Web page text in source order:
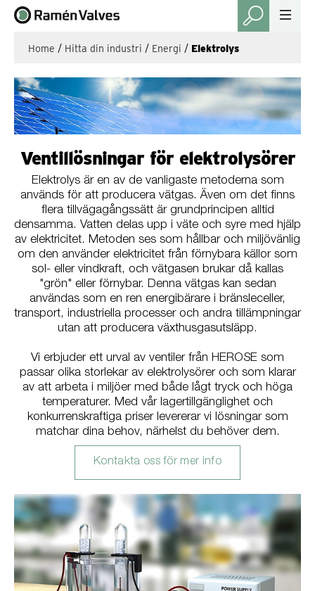
Home / Hitta din industri / Energi / Elektrolys
Ventillösningar för elektrolysörer
Elektrolys är en av de vanligaste metoderna som
används för att producera vätgas. Även om det finns
flera tillvägagångssätt är grundprincipen alltid
densamma. Vatten delas upp i väte och syre med hjälp
av elektricitet. Metoden ses som hållbar och miljövänlig
om den använder elektricitet från förnybara källor som
sol- eller vindkraft, och vätgasen brukar då kallas
"grön" eller förnybar. Denna vätgas kan sedan
användas som en ren energibärare i bränsleceller,
transport, industriella processer och andra tillämpningar
utan att producera växthusgasutsläpp.
Vi erbjuder ett urval av ventiler från HEROSE som
passar olika storlekar av elektrolysörer och som klarar
av att arbeta i miljöer med både lågt tryck och höga
temperaturer. Med vår lagertillgänglighet och
konkurrenskraftiga priser levererar vi lösningar som
matchar dina behov, närhelst du behöver dem.
Kontakta oss för mer info